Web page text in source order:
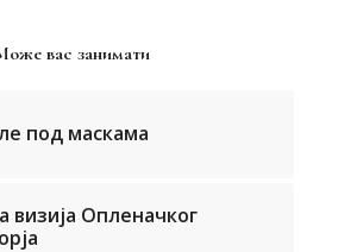
вас занимати
под маскама
визија Опленачког